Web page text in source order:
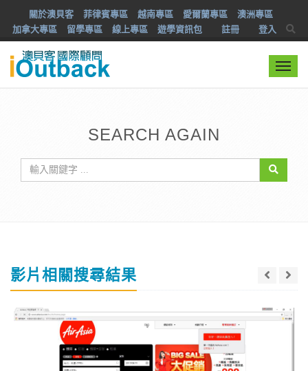
關於澳貝客 菲律賓專區 越南專區 愛爾蘭專區
澳洲專區
加拿大專區
留學專區 線上專區 遊學資訊包 註冊 登入
SEARCH AGAIN
影片相關搜尋結果